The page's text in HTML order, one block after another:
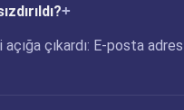
çıkardı: E-posta